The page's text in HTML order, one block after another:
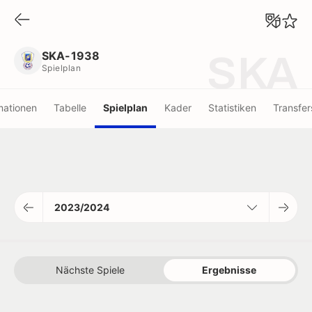
SKA-1938
Spielplan
Tabelle Spielplan Kader Statistiken
2023/2024
Nächste Spiele Ergebnisse